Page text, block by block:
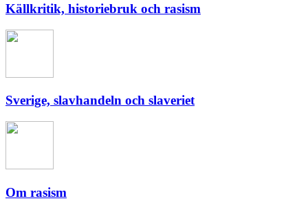
Källkritik, historiebruk och rasism
Sverige, slavhandeln och slaveriet
Om rasism